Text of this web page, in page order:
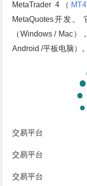
MetaTrader 4（ MT4
MetaQuotes开发。
（Windows / Mac
Android /平板电脑）。
交易平台
交易平台
交易平台